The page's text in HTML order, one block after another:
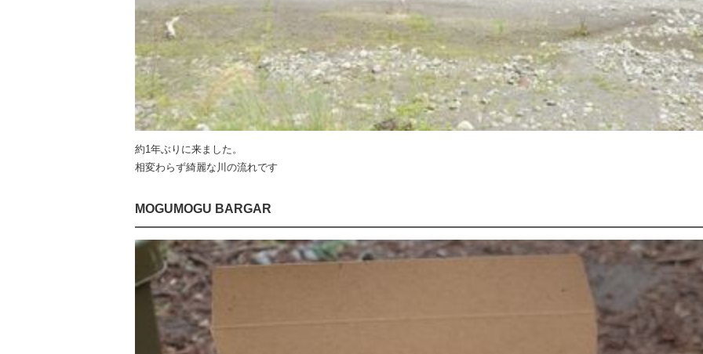
約1年ぶりに来ました。
相変わらず綺麗な川の流れです
MOGUMOGU BARGAR